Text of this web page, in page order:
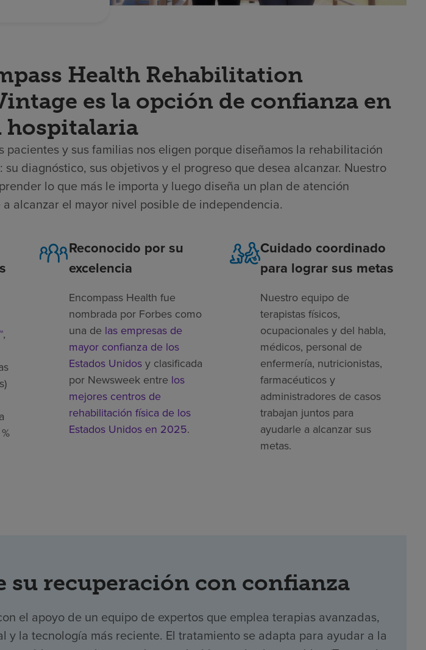
Health Rehabilitation
es la opción de confianza en
pacientes y sus familias nos eligen porque diseñamos la rehabilitación
diagnóstico, sus objetivos y el progreso que desea alcanzar. Nuestro
lo que más le importa y luego diseña un plan de atención
alcanzar el mayor nivel posible de independencia.
,
Reconocido por su
excelencia
Encompass Health fue
nombrada por Forbes como
una de las empresas de
mayor confianza de los
Estados Unidos y clasificada
por Newsweek entre los
mejores centros de
rehabilitación física de los
Estados Unidos en 2025.
Cuidado coordinado
para lograr sus metas
Nuestro equipo de
terapistas físicos,
ocupacionales y del habla,
médicos, personal de
enfermería, nutricionistas,
farmacéuticos y
administradores de casos
trabajan juntos para
ayudarle a alcanzar sus
metas.
su recuperación con confianza
el apoyo de un equipo de expertos que emplea terapias avanzadas,
y la tecnología más reciente. El tratamiento se adapta para ayudar a la